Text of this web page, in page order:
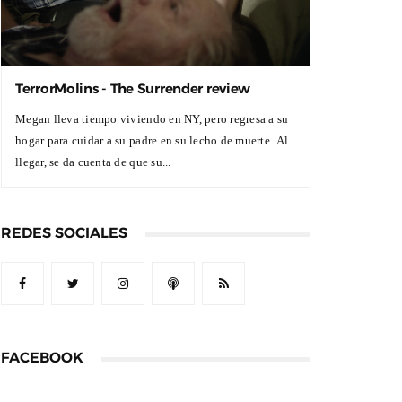
TerrorMolins - The Surrender review
Megan lleva tiempo viviendo en NY, pero regresa a su
hogar para cuidar a su padre en su lecho de muerte. Al
llegar, se da cuenta de que su...
REDES SOCIALES
FACEBOOK